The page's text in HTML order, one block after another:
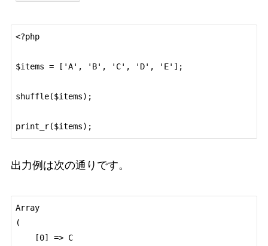
<?php
$items = ['A', 'B', 'C', 'D', 'E'];
shuffle($items);
出力例は次の通りです。
Array
(